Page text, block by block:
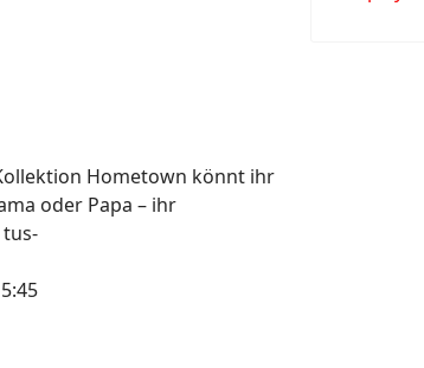
Hometown könnt ihr
oder Papa – ihr